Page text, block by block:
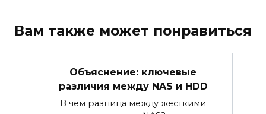
Вам также может понравиться
Объяснение: ключевые
различия между NAS и HDD
В чем разница между жесткими